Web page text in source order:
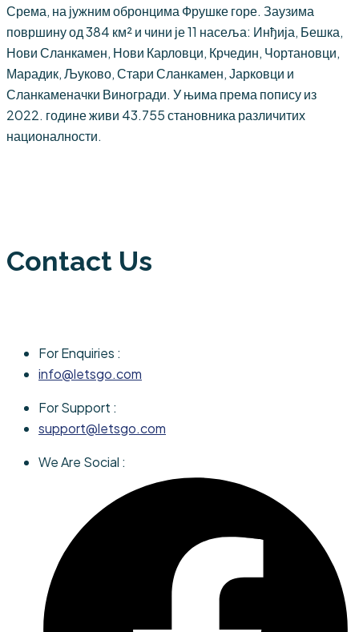
Срема, на јужним обронцима Фрушке горе. Заузима
површину од 384 км² и чини је 11 насеља: Инђија, Бешка,
Нови Сланкамен, Нови Карловци, Крчедин, Чортановци,
Марадик, Љуково, Стари Сланкамен, Јарковци и
Сланкаменачки Виногради. У њима према попису из
2022. године живи 43.755 становника различитих
националности.
Contact Us
For Enquiries :
info@letsgo.com
For Support :
support@letsgo.com
We Are Social :